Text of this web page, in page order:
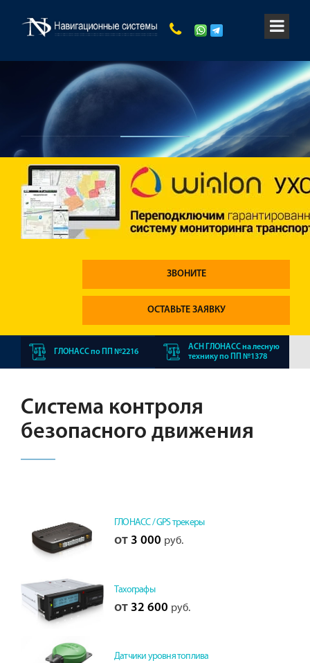
ЗВОНИТЕ
ОСТАВЬТЕ ЗАЯВКУ
ГЛОНАСС по ПП №2216
АСН ГЛОНАСС на лесную
технику по ПП №1378
Система контроля
безопасного движения
ГЛОНАСС / GPS трекеры
от 3 000 руб.
Тахографы
от 32 600 руб.
Датчики уровня топлива